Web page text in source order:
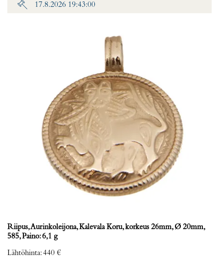
17.8.2026 19:43:00
Riipus, Aurinkoleijona, Kalevala Koru, korkeus 26mm, Ø 20mm,
585, Paino: 6,1 g
Lähtöhinta:440 €